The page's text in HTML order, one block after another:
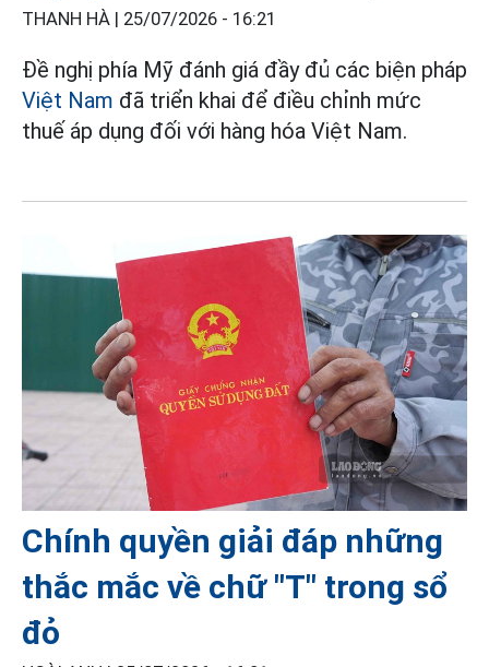
THANH HÀ | 25/07/2026 - 16:21
Đề nghị phía Mỹ đánh giá đầy đủ các biện pháp
Việt Nam đã triển khai để điều chỉnh mức
thuế áp dụng đối với hàng hóa Việt Nam.
Chính quyền giải đáp những
thắc mắc về chữ "T" trong sổ
đỏ